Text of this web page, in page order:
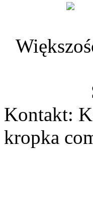
Kontakt:
kropka